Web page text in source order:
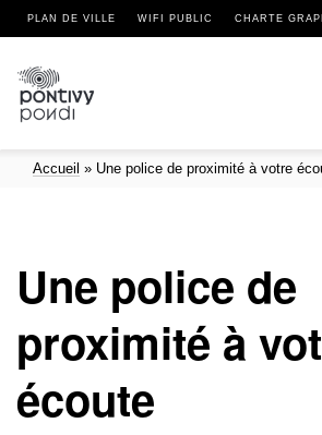
PLAN DE VILLE WIFI PUBLIC CHARTE
Accueil » Une police de proximité à votre
Une police de
proximité à
écoute